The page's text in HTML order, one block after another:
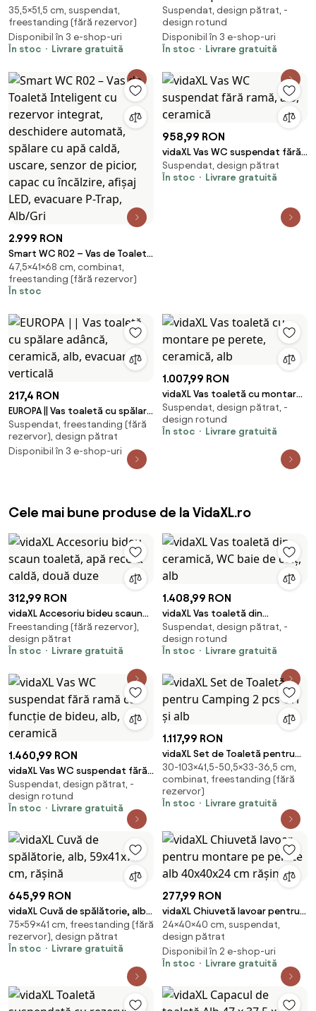
35,5×51,5 cm, suspendat,
freestanding (fără rezervor)
Disponibil în 3 e-shop-uri
În stoc
Livrare gratuită
Nature marmura
Suspendat, design pătrat, -
design rotund
Disponibil în 3 e-shop-uri
În stoc
Livrare gratuită
2.999 RON
Smart WC R02 – Vas de Toaletă
Inteligent cu rezervor integrat,
deschidere automată, spălare
cu apă caldă, uscare, senzor de
LED, evacuare P-Trap, Alb/Gri
47,5×41×68 cm, combinat,
freestanding (fără rezervor)
În stoc
958,99 RON
vidaXL Vas WC suspendat fără
ramă, alb, ceramică
Suspendat, design pătrat
În stoc
Livrare gratuită
217,4 RON
EUROPA || Vas toaletă cu spălare
adâncă, ceramică, alb,
evacuare verticală
Suspendat, freestanding (fără
rezervor), design pătrat
Disponibil în 3 e-shop-uri
1.007,99 RON
vidaXL Vas toaletă cu montare
pe perete, ceramică, alb
Suspendat, design pătrat, -
design rotund
În stoc
Livrare gratuită
Cele mai bune produse de la VidaXL.ro
312,99 RON
vidaXL Accesoriu bideu scaun
toaletă, apă rece & caldă,
două duze
Freestanding (fără rezervor),
design pătrat
În stoc
Livrare gratuită
1.408,99 RON
vidaXL Vas toaletă din
ceramică, WC baie de colț, alb
Suspendat, design pătrat, -
design rotund
În stoc
Livrare gratuită
1.460,99 RON
vidaXL Vas WC suspendat fără
ramă cu funcție de bideu, alb,
ceramică
Suspendat, design pătrat, -
design rotund
În stoc
Livrare gratuită
1.117,99 RON
vidaXL Set de Toaletă pentru
Camping 2 pcs Gri și alb
30-103×41,5-50,5×33-36,5 cm,
combinat, freestanding (fără
rezervor)
În stoc
Livrare gratuită
645,99 RON
vidaXL Cuvă de spălătorie, alb,
59x41x75 cm, rășină
75×59×41 cm, freestanding (fără
rezervor), design pătrat
În stoc
Livrare gratuită
277,99 RON
vidaXL Chiuvetă lavoar pentru
montare pe perete alb
40x40x24 cm rășină
24×40×40 cm, suspendat,
design pătrat
Disponibil în 2 e-shop-uri
În stoc
Livrare gratuită